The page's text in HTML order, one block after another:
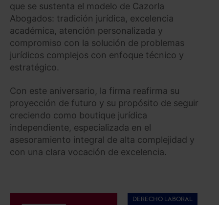
que se sustenta el modelo de Cazorla
Abogados: tradición jurídica, excelencia
académica, atención personalizada y
compromiso con la solución de problemas
jurídicos complejos con enfoque técnico y
estratégico.
Con este aniversario, la firma reafirma su
proyección de futuro y su propósito de seguir
creciendo como boutique jurídica
independiente, especializada en el
asesoramiento integral de alta complejidad y
con una clara vocación de excelencia.
DERECHO LABORAL